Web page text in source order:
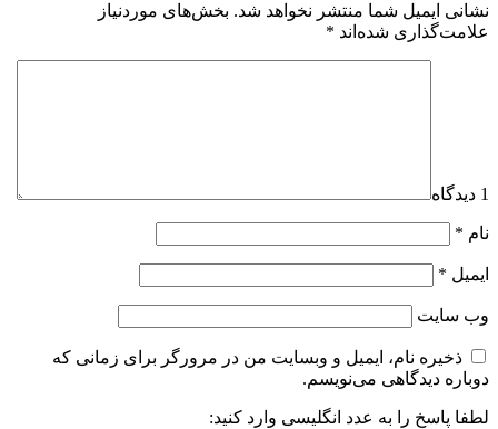
نشانی ایمیل شما منتشر نخواهد شد. بخش‌های موردنیاز
علامت‌گذاری شده‌اند *
1 دیدگاه
نام *
ایمیل *
وب‌ سایت
ذخیره نام، ایمیل و وبسایت من در مرورگر برای زمانی که
دوباره دیدگاهی می‌نویسم.
لطفا پاسخ را به عدد انگلیسی وارد کنید: